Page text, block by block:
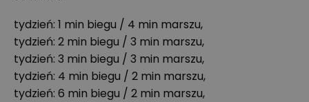
tydzień: 1 min biegu / 4 min marszu,
tydzień: 2 min biegu / 3 min marszu,
tydzień: 3 min biegu / 3 min marszu,
tydzień: 4 min biegu / 2 min marszu,
tydzień: 6 min biegu / 2 min marszu,